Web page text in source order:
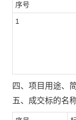
序号
1
四、项目用途、
五、成交标的名